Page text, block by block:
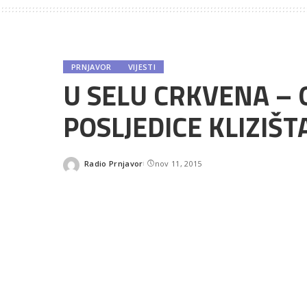
PRNJAVOR VIJESTI
U SELU CRKVENA –
POSLJEDICE
Posted
Radio Prnjavor nov 11, 2015